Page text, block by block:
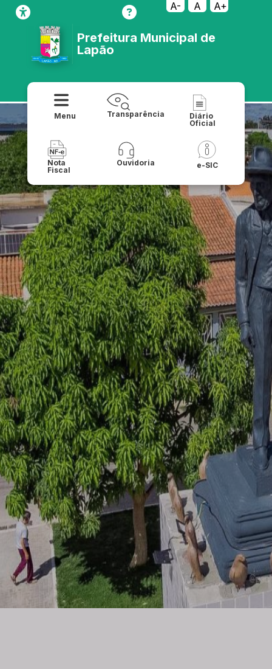
A- A A+
Prefeitura Municipal de
Lapão
Menu Transparência
Diário
Oficial
Nota
Fiscal
Ouvidoria e-SIC